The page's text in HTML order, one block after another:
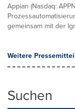
Appian (Nasdaq:
gemeinsam mit der
Weitere
Suchen